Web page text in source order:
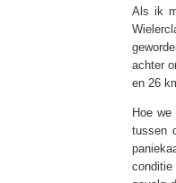
Als ik
achter
en 26
Hoe
tussen
conditie